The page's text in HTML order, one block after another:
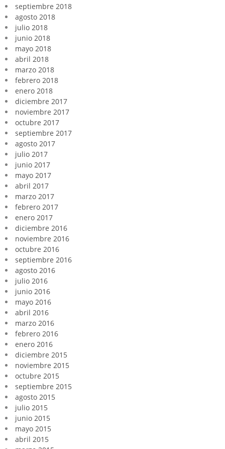
septiembre 2018
agosto 2018
julio 2018
junio 2018
mayo 2018
abril 2018
marzo 2018
febrero 2018
enero 2018
diciembre 2017
noviembre 2017
octubre 2017
septiembre 2017
agosto 2017
julio 2017
junio 2017
mayo 2017
abril 2017
marzo 2017
febrero 2017
enero 2017
diciembre 2016
noviembre 2016
octubre 2016
septiembre 2016
agosto 2016
julio 2016
junio 2016
mayo 2016
abril 2016
marzo 2016
febrero 2016
enero 2016
diciembre 2015
noviembre 2015
octubre 2015
septiembre 2015
agosto 2015
julio 2015
junio 2015
mayo 2015
abril 2015